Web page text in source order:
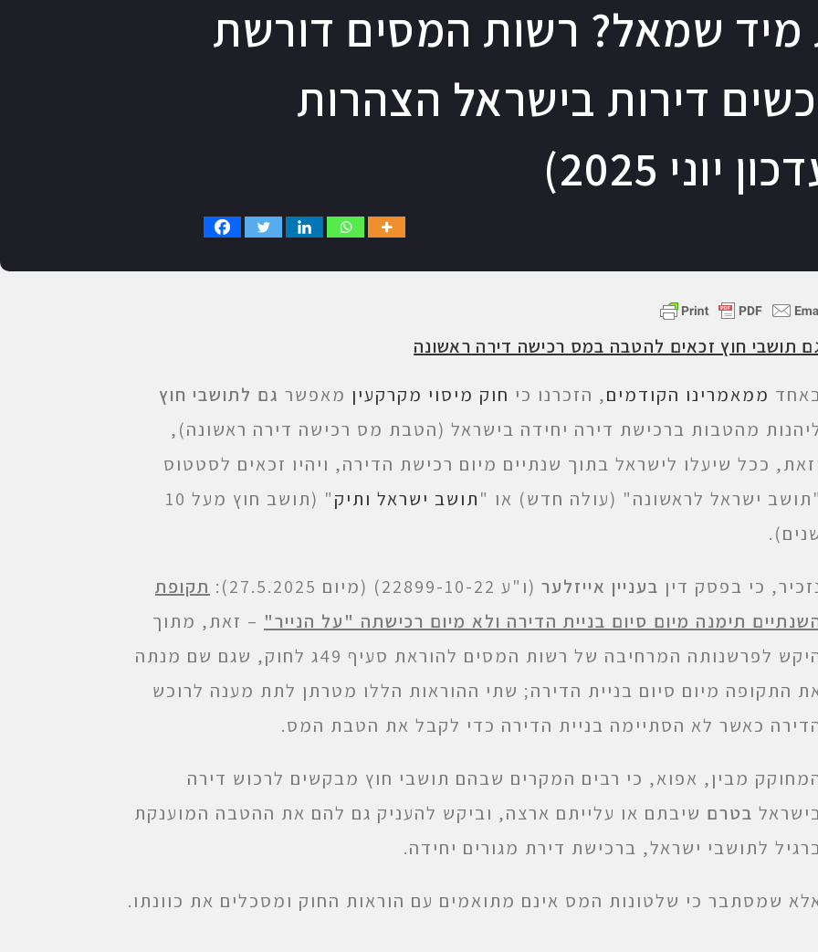
מיד שמאל? רשות המסים דורשת
דירות בישראל הצהרות
2025)
תושבי חוץ זכאים להטבה במס רכישה דירה ראשונה
ממאמרינו הקודמים, הזכרנו כי חוק מיסוי מקרקעין מאפשר גם לתושבי חוץ
מהטבות ברכישת דירה יחידה בישראל (הטבת מס רכישה דירה ראשונה),
ככל שיעלו לישראל בתוך שנתיים מיום רכישת הדירה, ויהיו זכאים לסטטוס
"תושב ישראל לראשונה" (עולה חדש) או "תושב ישראל ותיק
" (תושב חוץ מעל 10
כי בפסק דין בעניין אייזלער (ו"ע 22899-10-22) (מיום 27.5.2025):
תקופת
תימנה מיום סיום בניית הדירה ולא מיום רכישתה "על הנייר" – זאת, מתוך
היקש לפרשנותה המרחיבה של רשות המסים להוראת סעיף 49ג לחוק, שגם שם מנתה
התקופה מיום סיום בניית הדירה; שתי ההוראות הללו מטרתן לתת מענה לרוכש
כאשר לא הסתיימה בניית הדירה כדי לקבל את הטבת המס.
מבין, אפוא, כי רבים המקרים שבהם תושבי חוץ מבקשים לרכוש דירה
בטרם שיבתם או עלייתם ארצה, וביקש להעניק גם להם את ההטבה המוענקת
לתושבי ישראל, ברכישת דירת מגורים יחידה.
שמסתבר כי שלטונות המס אינם מתואמים עם הוראות החוק ומסכלים את כוונתו.